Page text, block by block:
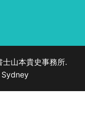
山本貴史事務所.
Sydney